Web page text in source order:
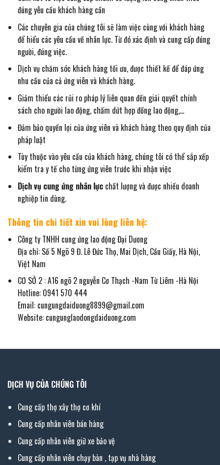
đúng yêu cầu khách hàng cần
Các chuyên gia của chúng tôi sẽ làm việc cùng với khách hàng
để hiểu các yêu cầu về nhân lực. Từ đó xác định và cung cấp đúng
người, đúng việc.
Dịch vụ chăm sóc khách hàng tối ưu, được thiết kế để đáp ứng
nhu cầu của cả ứng viên và khách hàng.
Giảm thiểu các rủi ro pháp lý liên quan đến giải quyết chính
sách cho người lao động, chấm dứt hợp đồng lao động,…
Đảm bảo quyền lợi của ứng viên và khách hàng theo quy định của
pháp luật
Tùy thuộc vào yêu cầu của khách hàng, chúng tôi có thể sắp xếp
kiểm tra y tế cho từng ứng viên trước khi nhận việc
Dịch vụ cung ứng nhân lựcchất lượng và được nhiều doanh
nghiệp tin dùng.
Thông tin chi tiết xin vui lòng liên hệ:
Công ty TNHH cung ứng lao động Đại Dương
Địa chỉ: Số 5 Ngõ 9 Đ. Lê Đức Thọ, Mai Dịch, Cầu Giấy, Hà Nội,
Việt Nam
CƠ SỞ 2 : A16 ngõ 2 nguyễn Cơ Thạch -Nam Từ Liêm -Hà Nội
Hotline: 0941 570 444
Email: cungungdaiduong8899@gmail.com
Website: cungunglaodongdaiduong.com
DỊCH VỤ CỦA CHÚNG TÔI
Cung cấp thợ xây thợ cơ khí
Cung cấp nhân viên bán hàng
Cung cấp nhân viên giữ xe bảo vệ
Cung cấp nhân viên chạy bàn , tạp vụ nhà hàng